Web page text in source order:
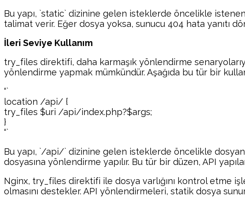
Bu yapı, `static` dizinine gelen isteklerde öncelikle
talimat verir. Eğer dosya yoksa, sunucu 404 hata yanıtı
İleri Seviye Kullanım
try_files direktifi, daha karmaşık yönlendirme
yönlendirme yapmak mümkündür. Aşağıda bu tür bir
“`
location /api/ {
try_files $uri /api/index.php?$args;
}
“`
Bu yapı, `/api/` dizinine gelen isteklerde öncelikle
dosyasına yönlendirme yapılır. Bu tür bir düzen, API
Nginx, try_files direktifi ile dosya varlığını kontrol etme
olmasını destekler. API yönlendirmeleri, statik dosya